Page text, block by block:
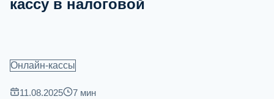
кассу в налоговой
Онлайн-кассы
11.08.2025 7 мин